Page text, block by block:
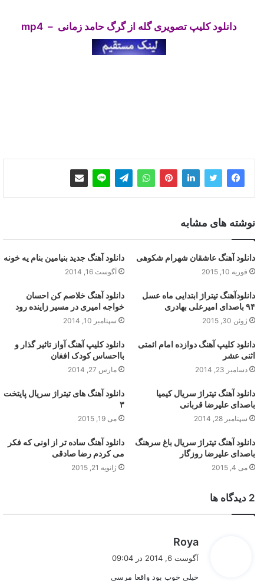
دانلود کلیپ تصویری گله از گرگ حامد زمانی – mp4
نوشته های مشابه
دانلود آهنگ عاشقان شهرام شکوهی
فوریه 10, 2015
دانلود آهنگ جدید بنیامین بنام یه خونه
آگوست 16, 2014
دانلودآهنگ تیتراژ ابتدایی ماه عسل
۹۴ باصدای امیرعلی بهادری
ژوئن 30, 2015
دانلود آهنگ خلاصم کن احسان
خواجه امیری در مسیر زاینده رود
سپتامبر 10, 2014
دانلود کلیپ آهنگ دوازده امام ائمتی
اثنی عشر
دسامبر 23, 2014
دانلود کلیپ آهنگ آواز تاثیر گذار و
بااحساس کودک افغان
مارس 27, 2014
دانلود آهنگ تیتراژ سریال کیمیا
باصدای علیرضا قربانی
سپتامبر 28, 2014
دانلود آهنگ های تیتراژ سریال پایتخت
۳
می 19, 2015
دانلود آهنگ تیتراژ سریال باغ سرهنگ
باصدای علیرضا روزگار
می 4, 2015
دانلود آهنگ ساده تر از اونی که فکر
می کردم رضا صادقی
ژانویه 21, 2015
‫2 دیدگاه ها
Roya
آگوست 6, 2014 در 09:04
خیلی خوب بود واقعا مرسی